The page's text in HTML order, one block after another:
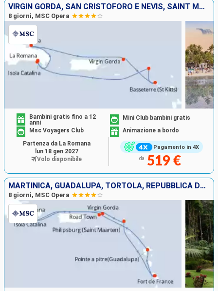
VIRGIN GORDA, SAN CRISTOFORO E NEVIS, SAINT MARTIN, REPUBBLICA DOMINICANA
8 giorni, MSC Opera
Pagamento in 4X
Bambini gratis fino a 12
anni
Mini Club bambini gratis
Msc Voyagers Club
Animazione a bordo
da 519 €
Partenza da La Romana
lun 18 gen 2027
Volo disponibile
MARTINICA, GUADALUPA, TORTOLA, REPUBBLICA DOMINICANA, VIRGIN GORDA, SAINT MARTIN
8 giorni, MSC Opera